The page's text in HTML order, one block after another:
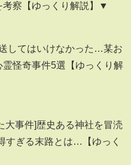
考察【ゆっくり解説】▼
してはいけなかった…某お
怪奇事件5選【ゆっくり解
事件]歴史ある神社を冒涜
すぎる末路とは…【ゆっく